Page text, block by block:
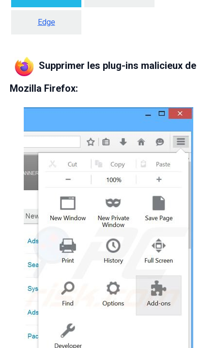
Edge
Supprimer les plug-ins malicieux de
Mozilla Firefox: